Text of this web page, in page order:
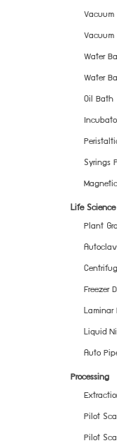
Vacuum
Water
Water
Oil Bath
Syrings
Life Science
Plant
Freezer
Liquid
Auto
Processing
Pilot
Pilot